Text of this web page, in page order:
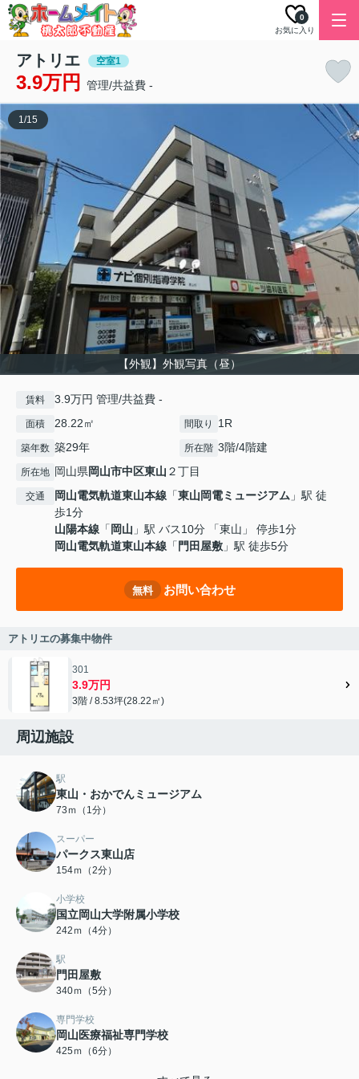
お気に入り
0
アトリエ 空室1
3.9万円 管理/共益費 -
【外観】外観写真（昼）
1/15
賃料 3.9万円 管理/共益費 -
面積 28.22㎡ 間取り 1R
築年数 築29年 所在階 3階/4階建
所在地 岡山県岡山市中区東山 ２丁目
交通 岡山電気軌道東山本線 「東山岡電ミュージアム 」駅 徒
歩1分
山陽本線 「 岡山 」駅 バス10分 「東山」 停歩1分
岡山電気軌道東山本線 「 門田屋敷 」駅 徒歩5分
無料 お問い合わせ
アトリエの募集中物件
301
3.9万円
3階 / 8.53坪(28.22㎡)
周辺施設
駅
東山・おかでんミュージアム
73ｍ（1分）
スーパー
パークス東山店
154ｍ（2分）
小学校
国立岡山大学附属小学校
242ｍ（4分）
駅
門田屋敷
340ｍ（5分）
専門学校
岡山医療福祉専門学校
425ｍ（6分）